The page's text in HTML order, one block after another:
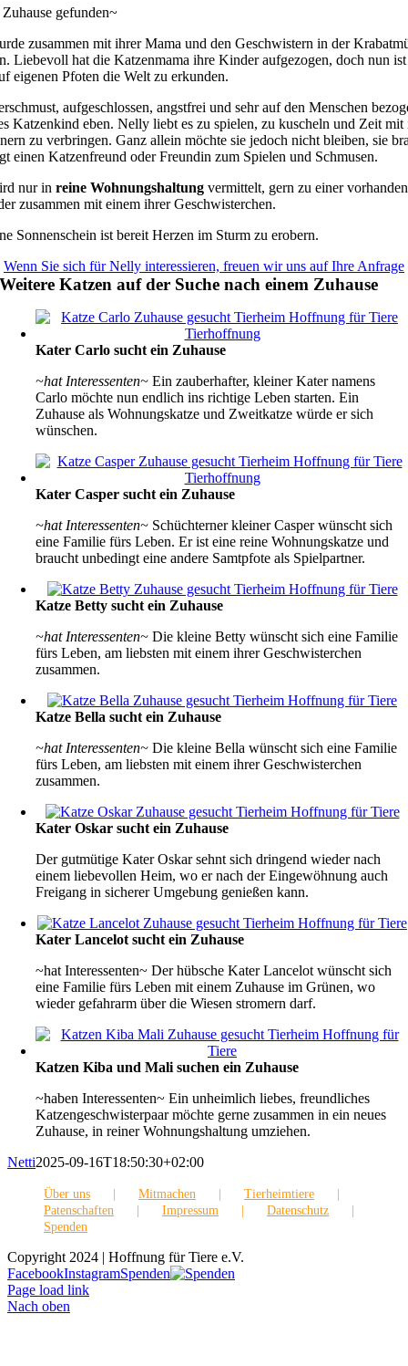
gefunden~
zusammen mit ihrer Mama und den Geschwistern in der
Liebevoll hat die Katzenmama ihre Kinder aufgezogen, doch nun
eigenen Pfoten die Welt zu erkunden.
aufgeschlossen, angstfrei und sehr auf den Menschen
Katzenkind eben. Nelly liebt es zu spielen, zu kuscheln und Zeit mit
zu verbringen. Ganz allein möchte sie jedoch nicht bleiben, sie
einen Katzenfreund oder Freundin zum Spielen und Schmusen.
nur in reine Wohnungshaltung vermittelt, gern zu einer
zusammen mit einem ihrer Geschwisterchen.
Sonnenschein ist bereit Herzen im Sturm zu erobern.
Wenn Sie sich für Nelly interessieren, freuen wir uns auf Ihre Anfrage
Weitere Katzen auf der Suche nach einem Zuhause
Kater Carlo sucht ein Zuhause
~hat Interessenten~ Ein zauberhafter, kleiner Kater namens
Carlo möchte nun endlich ins richtige Leben starten. Ein
Zuhause als Wohnungskatze und Zweitkatze würde er sich
wünschen.
Kater Casper sucht ein Zuhause
~hat Interessenten~ Schüchterner kleiner Casper wünscht sich
eine Familie fürs Leben. Er ist eine reine Wohnungskatze und
braucht unbedingt eine andere Samtpfote als Spielpartner.
Katze Betty sucht ein Zuhause
~hat Interessenten~ Die kleine Betty wünscht sich eine Familie
fürs Leben, am liebsten mit einem ihrer Geschwisterchen
zusammen.
Katze Bella sucht ein Zuhause
~hat Interessenten~ Die kleine Bella wünscht sich eine Familie
fürs Leben, am liebsten mit einem ihrer Geschwisterchen
zusammen.
Kater Oskar sucht ein Zuhause
Der gutmütige Kater Oskar sehnt sich dringend wieder nach
einem liebevollen Heim, wo er nach der Eingewöhnung auch
Freigang in sicherer Umgebung genießen kann.
Kater Lancelot sucht ein Zuhause
~hat Interessenten~ Der hübsche Kater Lancelot wünscht sich
eine Familie fürs Leben mit einem Zuhause im Grünen, wo
wieder gefahrarm über die Wiesen stromern darf.
Katzen Kiba und Mali suchen ein Zuhause
~haben Interessenten~ Ein unheimlich liebes, freundliches
Katzengeschwisterpaar möchte gerne zusammen in ein neues
Zuhause, in reiner Wohnungshaltung umziehen.
Netti2025-09-16T18:50:30+02:00
Über uns Mitmachen
Tierheimtiere
Patenschaften
Impressum
Datenschutz
Spenden
Copyright 2024 | Hoffnung für Tiere e.V.
FacebookInstagramSpenden
Page load link
Nach oben